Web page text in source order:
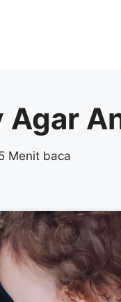
Menit baca